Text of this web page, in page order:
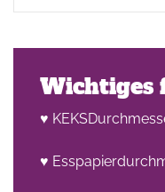
Wichtiges
♥
♥